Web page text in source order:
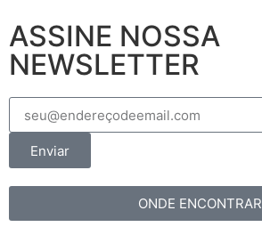
ASSINE NOSSA
NEWSLETTER
Enviar
ONDE ENCONTRAR